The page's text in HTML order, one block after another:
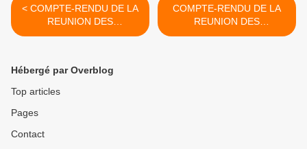
< COMPTE-RENDU DE LA
REUNION DES
COMMUNISTES DU 2EME
2007
COMPTE-RENDU DE LA
REUNION DES
COMMUNISTES DE
Hébergé par Overblog
Top articles
Pages
Contact